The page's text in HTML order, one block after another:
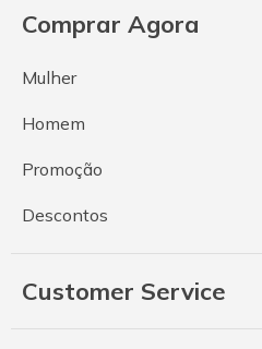
Comprar Agora
Mulher
Homem
Promoção
Descontos
Customer Service